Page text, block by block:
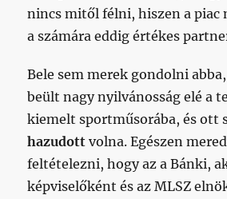
nincs mitől félni, hiszen a piac
a számára eddig értékes
Bele sem merek gondolni
beült nagy nyilvánosság elé a
kiemelt sportműsorába, és ott
hazudott volna. Egészen
feltételezni, hogy az a Bánki,
képviselőként és az MLSZ